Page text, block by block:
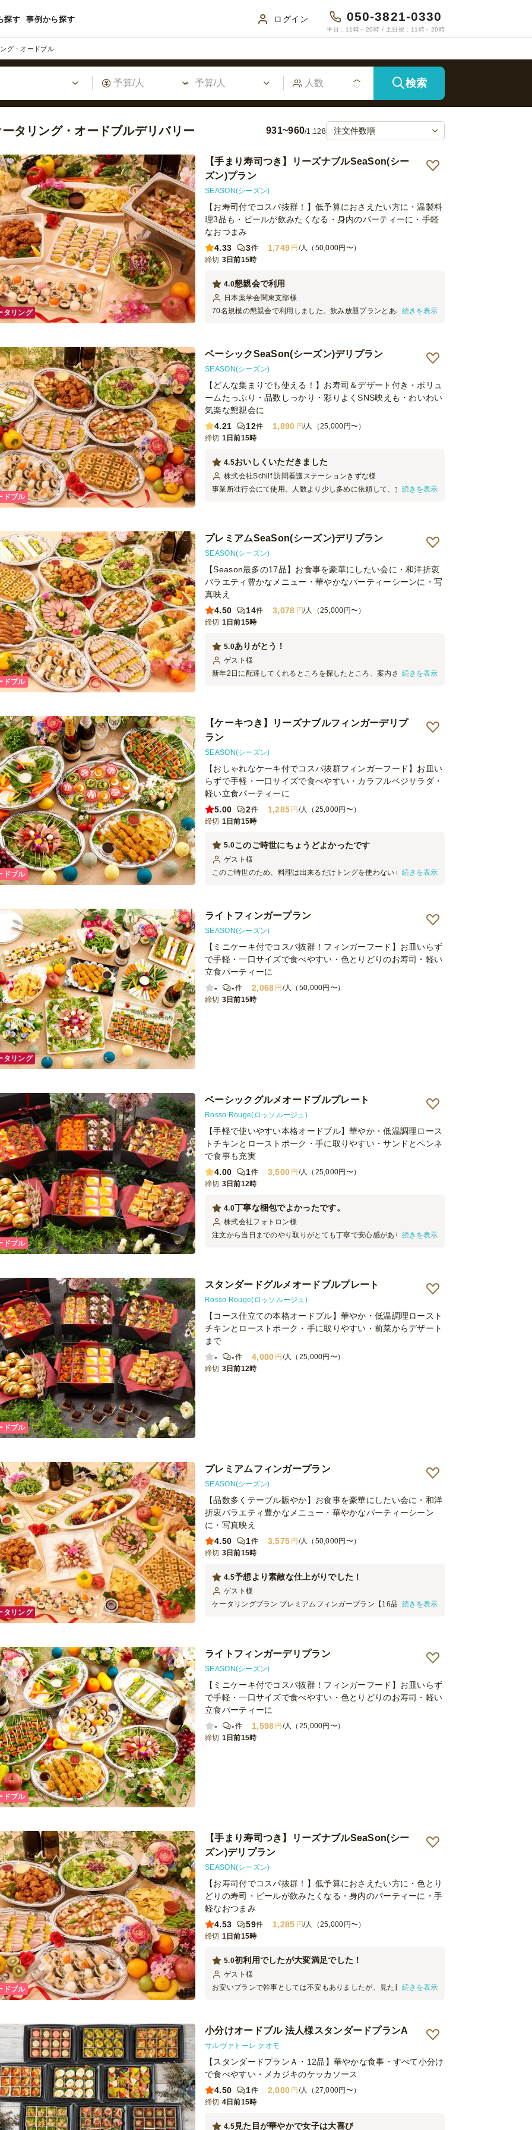
探す 事例から探す ログイン 050-3821-0330
平日：11時～20時 / 土日祝：11時～20時
グ・オードブル
検索
タリング・オードブルデリバリー 931~960/1,128
【手まり寿司つき】リーズナブルSeaSon(シー
ズン)プラン
SEASON(シーズン)
【お寿司付でコスパ抜群！】低予算におさえたい方に・温製料
理3品も・ビールが飲みたくなる・身内のパーティーに・手軽
なおつまみ
4.33
3件 1,749 円 /人（50,000円〜）
締切 3日前15時
懇親会で利用
4.0
日本薬学会関東支部様
70名規模の懇親会で利用しました。飲み放題プランとあわせて利用
理は9品のプランということもあり、若い参加者が多い会ではかなり
物足りなく感じました。今回は参加人数の約8割分で注文したことも
あり、途中で料理がなくなってしまい、追加で買い出しを行いまし
た。若い方が多い懇親会の場合は、より品数の多いプランを選ぶと
安心だと思います。 初めてケータリングサービスを利用しました
が、設営から片付け、ゴミの回収まで対応していただけるのは想像
とのコミュニケーションで少し戸惑う場面や、予定より早めの到着
で調整が必要な場面もありましたが、全体としては大きな問題はな
サービスの便利さを実感でき、また機会があれば利用したいと思い
ます。
続きを表示
タリング
ベーシックSeaSon(シーズン)デリプラン
SEASON(シーズン)
【どんな集まりでも使える！】お寿司＆デザート付き・ボリュ
ームたっぷり・品数しっかり・彩りよくSNS映えも・わいわい
気楽な懇親会に
4.21
12件 1,890 円/人（25,000円〜）
締切 1日前15時
おいしくいただきました
4.5
株式会社Schilf 訪問看護ステーションきずな様
事業所壮行会にて使用。人数より少し多めに依頼して、女性のみで
続きを表示
ドブル
プレミアムSeaSon(シーズン)デリプラン
SEASON(シーズン)
【Season最多の17品】お食事を豪華にしたい会に・和洋折衷
バラエティ豊かなメニュー・華やかなパーティーシーンに・写
真映え
4.50
14件 3,078 円/人（25,000円〜）
締切 1日前15時
ありがとう！
5.0
ゲスト 様
新年2日に配達してくれるところを探したところ、案内されるお店が
でした。 量的にも丁度よく、お年寄りから小さな子までみんな満足
なようでした。 正月早々、お世話になりました。ありがとうごさい
ました。 精算が少し手間取ってしまったので、もう少しすっきりで
きれば良かったとは思います。
続きを表示
ドブル
【ケーキつき】リーズナブルフィンガーデリプ
ラン
SEASON(シーズン)
【おしゃれなケーキ付でコスパ抜群フィンガーフード】お皿い
らずで手軽・一口サイズで食べやすい・カラフルベジサラダ・
軽い立食パーティーに
5.00
2件 1,285 円/人（25,000円〜）
締切 1日前15時
このご時世にちょうどよかったです
5.0
ゲスト 様
このご時世のため、料理は出来るだけトングを使わないものを探し
続きを表示
ドブル
ライトフィンガープラン
SEASON(シーズン)
【ミニケーキ付でコスパ抜群！フィンガーフード】お皿いらず
で手軽・一口サイズで食べやすい・色とりどりのお寿司・軽い
立食パーティーに
-
-件 2,068 円/人（50,000円〜）
締切 3日前15時
タリング
ベーシックグルメオードブルプレート
Rosso Rouge(ロッソルージュ)
【手軽で使いやすい本格オードブル】華やか・低温調理ロース
トチキンとローストポーク・手に取りやすい・サンドとペンネ
で食事も充実
4.00
1件 3,500 円 /人（25,000円〜）
締切 3日前12時
丁寧な梱包でよかったです。
4.0
株式会社フォトロン様
注文から当日までのやり取りがとても丁寧で安心感がありました。
続きを表示
ドブル
スタンダードグルメオードブルプレート
Rosso Rouge(ロッソルージュ)
【コース仕立ての本格オードブル】華やか・低温調理ロースト
チキンとローストポーク・手に取りやすい・前菜からデザート
まで
-
-件 4,000 円/人（25,000円〜）
締切 3日前12時
ドブル
プレミアムフィンガープラン
SEASON(シーズン)
【品数多くテーブル賑やか】お食事を豪華にしたい会に・和洋
折衷バラエティ豊かなメニュー・華やかなパーティーシーン
に・写真映え
4.50
1件 3,575 円 /人（50,000円〜）
締切 3日前15時
予想より素敵な仕上がりでした！
4.5
ゲスト 様
ケータリングプラン プレミアムフィンガープラン【16品】を注文し
ったです！ありがとうございました。 ただ、テーブルクロスが少々
汚れていたのが気になりました。 準備時間は予定どおり１時間いっ
ぱいかかったので、注文する際は余裕をもったスケジュールにした
ほうが良いかなと思いました。 事前に会場レイアウトの詳細やテー
ブルサイズ等について打ち合わせができたので安心できました。ま
た機会があればお願いしたいです。
続きを表示
タリング
ライトフィンガーデリプラン
SEASON(シーズン)
【ミニケーキ付でコスパ抜群！フィンガーフード】お皿いらず
で手軽・一口サイズで食べやすい・色とりどりのお寿司・軽い
立食パーティーに
-
-件 1,598 円/人（25,000円〜）
締切 1日前15時
ドブル
【手まり寿司つき】リーズナブルSeaSon(シー
ズン)デリプラン
SEASON(シーズン)
【お寿司付でコスパ抜群！】低予算におさえたい方に・色とり
どりの寿司・ビールが飲みたくなる・身内のパーティーに・手
軽なおつまみ
4.53
59件 1,285 円/人（25,000円〜）
締切 1日前15時
初利用でしたが大変満足でした！
5.0
ゲスト 様
お安いプランで幹事としては不安もありましたが、見た目もよく好
だけたらと思います。
続きを表示
ドブル
小分けオードブル 法人様スタンダードプランA
サルヴァトーレ クオモ
【スタンダードプランＡ・12品】華やかな食事・すべて小分け
で食べやすい・メカジキのケッカソース
4.50
1件 2,000 円 /人（27,000円〜）
締切 4日前15時
見た目が華やかで女子は大喜び
4.5